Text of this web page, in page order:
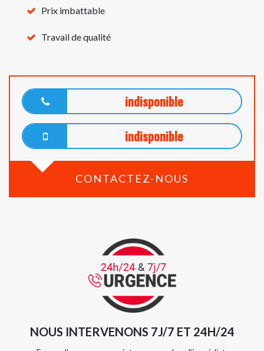
Prix imbattable
Travail de qualité
indisponible
indisponible
CONTACTEZ-NOUS
NOUS INTERVENONS 7J/7 ET 24H/24